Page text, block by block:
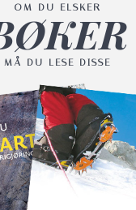
OM DU ELSKER
MÅ DU LESE DISSE